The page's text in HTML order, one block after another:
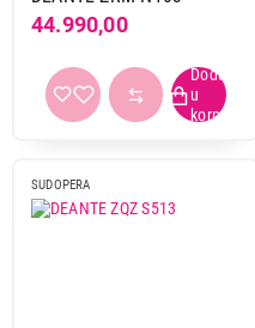
44.990,00
SUDOPERA